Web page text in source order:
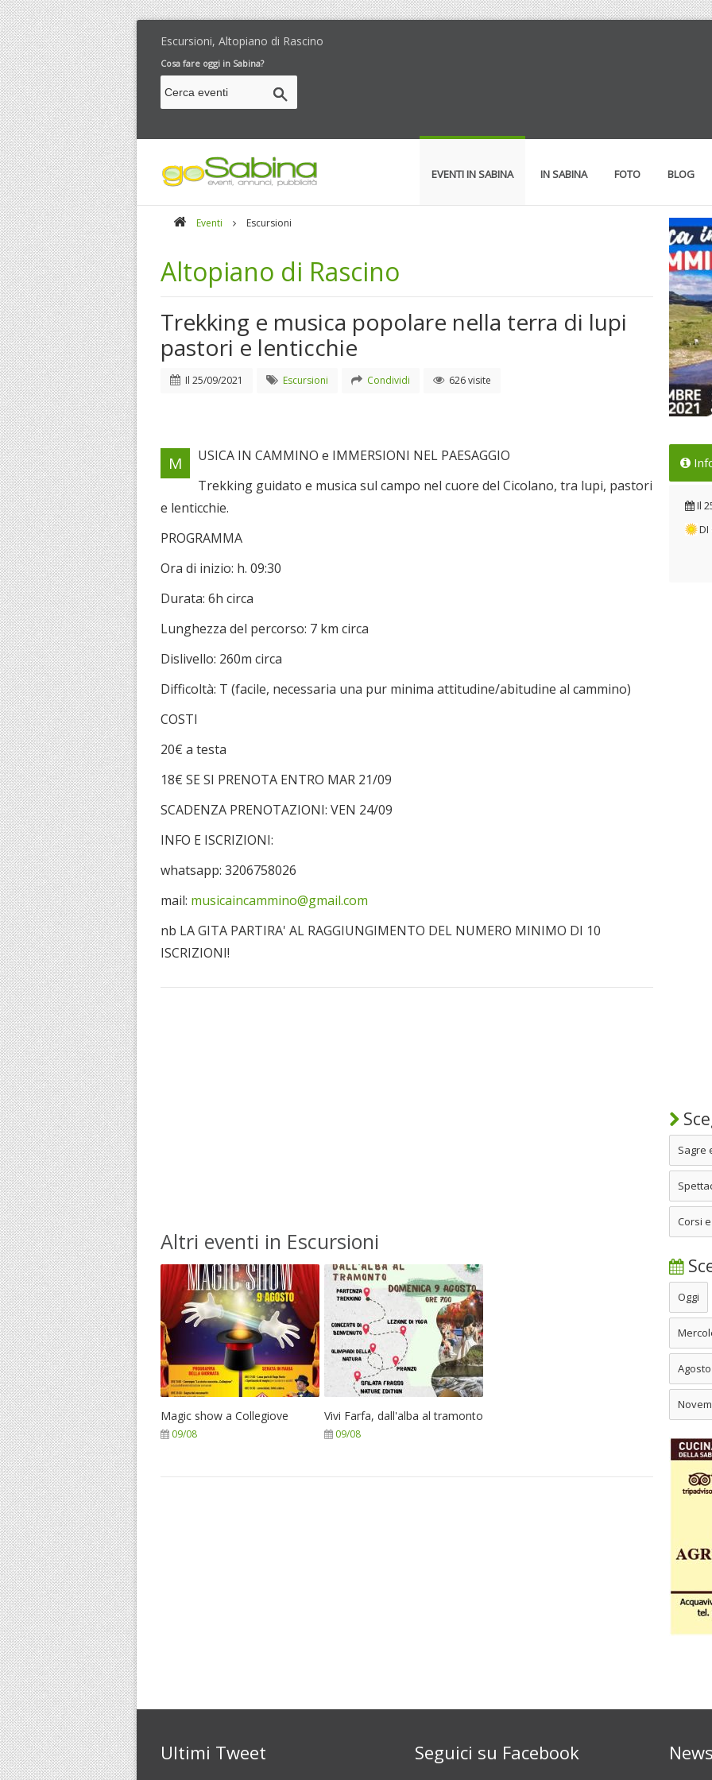
Escursioni, Altopiano di Rascino
Cosa fare oggi in Sabina?
EVENTI IN SABINA IN SABINA FOTO BLOG
Eventi Escursioni
Altopiano di Rascino
Trekking e musica popolare nella terra di lupi
pastori e lenticchie
Il 25/09/2021 Escursioni Condividi 626 visite
Il
M
USICA IN CAMMINO e IMMERSIONI NEL PAESAGGIO
Trekking guidato e musica sul campo nel cuore del Cicolano, tra lupi, pastori
e lenticchie.
PROGRAMMA
Ora di inizio: h. 09:30
Durata: 6h circa
Lunghezza del percorso: 7 km circa
Dislivello: 260m circa
Difficoltà: T (facile, necessaria una pur minima attitudine/abitudine al cammino)
COSTI
20€ a testa
18€ SE SI PRENOTA ENTRO MAR 21/09
SCADENZA PRENOTAZIONI: VEN 24/09
INFO E ISCRIZIONI:
whatsapp: 3206758026
mail: musicaincammino@gmail.com
nb LA GITA PARTIRA' AL RAGGIUNGIMENTO DEL NUMERO MINIMO DI 10
ISCRIZIONI!
Altri eventi in Escursioni
Magic show a Collegiove
09/08
Vivi Farfa, dall'alba al tramonto
09/08
Il
DI
Sagre
Corsi
Oggi
Agosto
Ultimi Tweet Seguici su Facebook